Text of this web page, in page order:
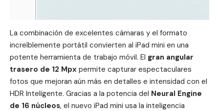
La combinación de excelentes cámaras y el formato
increíblemente portátil convierten al iPad mini en una
potente herramienta de trabajo móvil. El gran angular
trasero de 12 Mpx permite capturar espectaculares
fotos que mejoran aún más en detalles e intensidad con el
HDR Inteligente. Gracias a la potencia del Neural Engine
de 16 núcleos, el nuevo iPad mini usa la inteligencia